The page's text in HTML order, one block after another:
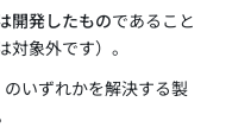
開発したものであること
対象外です）。
いずれかを解決する製